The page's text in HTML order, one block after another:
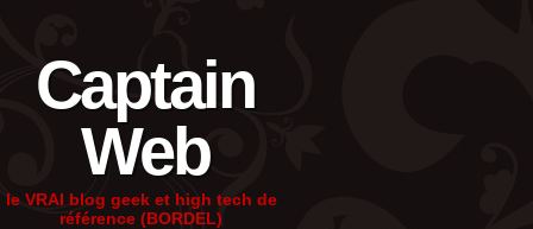
Captain
Web
le VRAI blog geek et high tech de
référence (BORDEL)